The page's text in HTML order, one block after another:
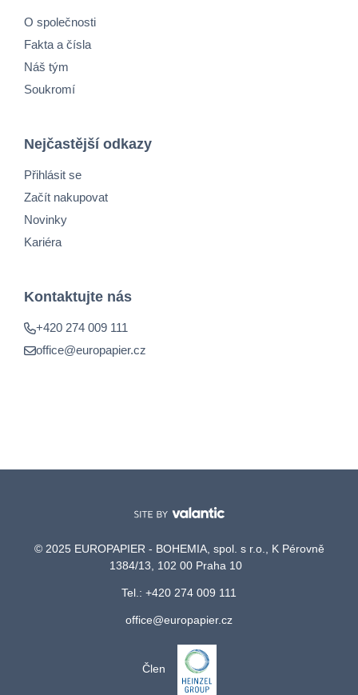
O společnosti
Fakta a čísla
Náš tým
Soukromí
Nejčastější odkazy
Přihlásit se
Začít nakupovat
Novinky
Kariéra
Kontaktujte nás
+420 274 009 111
office@europapier.cz
© 2025 EUROPAPIER - BOHEMIA, spol. s r.o., K Pérovně
1384/13, 102 00 Praha 10
Tel.: +420 274 009 111
office@europapier.cz
Člen